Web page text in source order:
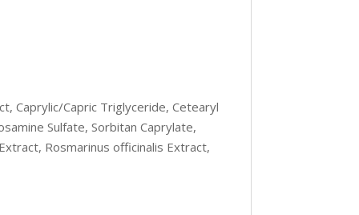
Caprylic/Capric Triglyceride, Cetearyl
Sulfate, Sorbitan Caprylate,
Rosmarinus officinalis Extract,